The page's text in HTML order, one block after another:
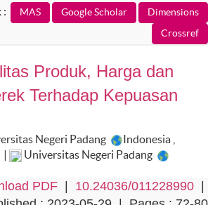
:
Produk, Harga dan
Terhadap Kepuasan
Negeri Padang Indonesia
|
Universitas Negeri Padang
PDF | 10.24036/011228990 |